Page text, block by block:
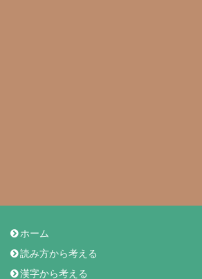
ホーム
読み方から考える
漢字から考える